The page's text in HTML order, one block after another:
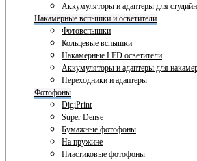
Аккумуляторы и адаптеры для
Накамерные вспышки и осветители
Фотовспышки
Кольцевые вспышки
Накамерные LED осветители
Аккумуляторы и адаптеры для
Переходники и адаптеры
Фотофоны
DigiPrint
Super Dense
Бумажные фотофоны
На пружине
Пластиковые фотофоны